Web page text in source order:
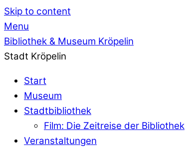
Skip to content
Menu
Bibliothek & Museum Kröpelin
Stadt Kröpelin
Start
Museum
Stadtbibliothek
Film: Die Zeitreise der Bibliothek
Veranstaltungen